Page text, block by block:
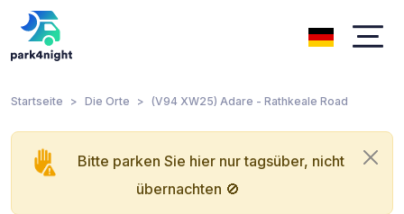
Startseite Die Orte (V94 XW25) Adare - Rathkeale Road
Bitte parken Sie hier nur tagsüber, nicht
übernachten 🚫